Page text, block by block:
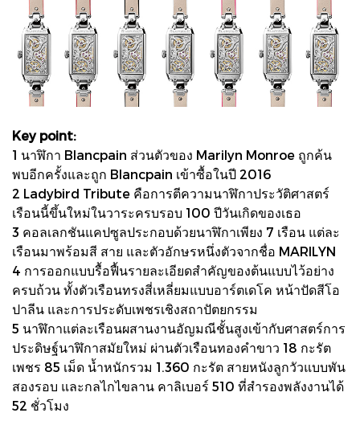
Key point:
1 นาฬิกา Blancpain ส่วนตัวของ Marilyn Monroe ถูกค้น
พบอีกครั้งและถูก Blancpain เข้าซื้อในปี 2016
2 Ladybird Tribute คือการตีความนาฬิกาประวัติศาสตร์
เรือนนี้ขึ้นใหม่ในวาระครบรอบ 100 ปีวันเกิดของเธอ
3 คอลเลกชันแคปซูลประกอบด้วยนาฬิกาเพียง 7 เรือน แต่ละ
เรือนมาพร้อมสี สาย และตัวอักษรหนึ่งตัวจากชื่อ MARILYN
4 การออกแบบรื้อฟื้นรายละเอียดสำคัญของต้นแบบไว้อย่าง
ครบถ้วน ทั้งตัวเรือนทรงสี่เหลี่ยมแบบอาร์ตเดโค หน้าปัดสีโอ
ปาลีน และการประดับเพชรเชิงสถาปัตยกรรม
5 นาฬิกาแต่ละเรือนผสานงานอัญมณีชั้นสูงเข้ากับศาสตร์การ
ประดิษฐ์นาฬิกาสมัยใหม่ ผ่านตัวเรือนทองคำขาว 18 กะรัต
เพชร 85 เม็ด น้ำหนักรวม 1.360 กะรัต สายหนังลูกวัวแบบพัน
สองรอบ และกลไกไขลาน คาลิเบอร์ 510 ที่สำรองพลังงานได้
52 ชั่วโมง